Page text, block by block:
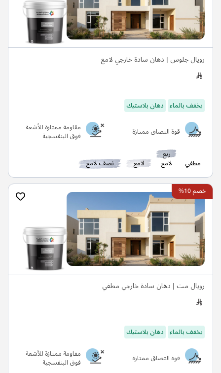
رويال جلوس | دهان سادة خارجي لامع
يخفف بالماء دهان بلاستيك
قوة التصاق ممتازة
مقاومة ممتازة للأشعة
فوق البنفسجية
مطفي
ربع
لامع لامع نصف لامع
خصم 10%
رويال مت | دهان سادة خارجي مطفي
يخفف بالماء دهان بلاستيك
قوة التصاق ممتازة
مقاومة ممتازة للأشعة
فوق البنفسجية